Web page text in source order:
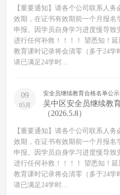
【重要通知】请各个公司联系人
效期，在证书有效期前一个月报名
申报。因学员自身学习进度慢导
进行任何补救！！！！ 望悉知！
教育课时记录将会清零（多于24学
请已满足24学时...
09
05月
安全员继续教育合格名单公示
吴中区安全员继续教
（2026.5.8）
【重要通知】请各个公司联系人
效期，在证书有效期前一个月报名
申报。因学员自身学习进度慢导
进行任何补救！！！！ 望悉知！
教育课时记录将会清零（多于24学
请已满足24学时...